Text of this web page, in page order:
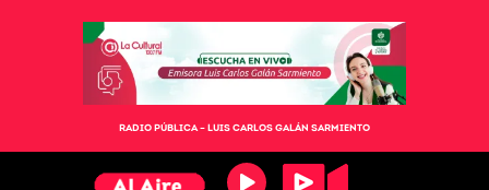
RADIO PÚBLICA – LUIS CARLOS GALÁN SARMIENTO